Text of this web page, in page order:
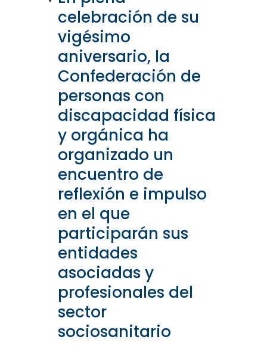
celebración de su
vigésimo
aniversario, la
Confederación de
personas con
discapacidad física
y orgánica ha
organizado un
encuentro de
reflexión e impulso
en el que
participarán sus
entidades
asociadas y
profesionales del
sector
sociosanitario